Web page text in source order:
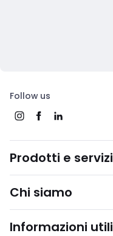
Follow us
Prodotti e servizi
Chi siamo
Informazioni utili